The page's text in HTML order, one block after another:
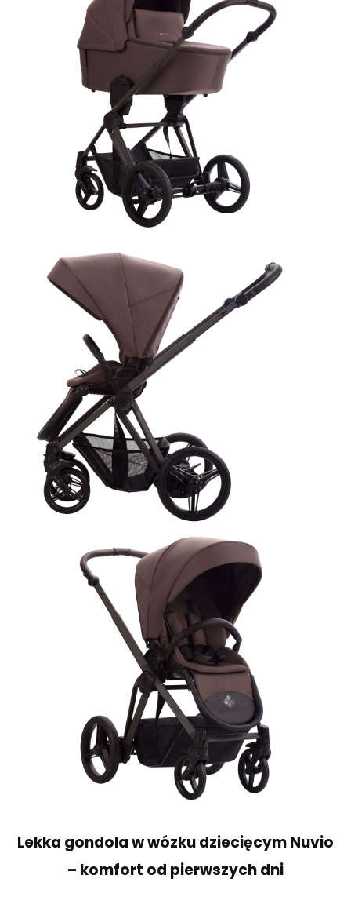
Lekka gondola w wózku dziecięcym Nuvio
– komfort od pierwszych dni